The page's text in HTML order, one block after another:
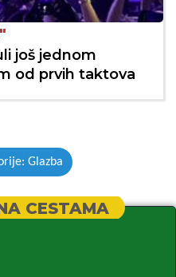
još jednom
od prvih taktova
Glazba
CESTAMA